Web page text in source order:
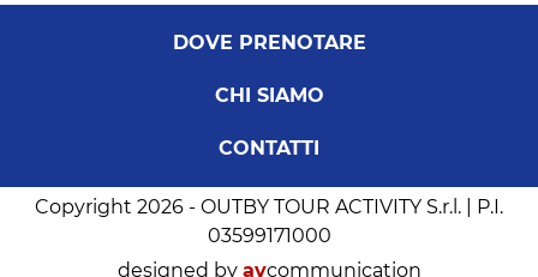
DOVE PRENOTARE
CHI SIAMO
CONTATTI
Copyright 2026 - OUTBY TOUR ACTIVITY S.r.l. | P.I.
03599171000
designed by avcommunication